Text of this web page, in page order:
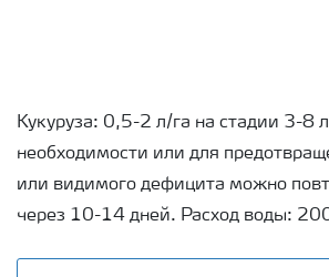
Кукуруза: 0,5-2 л/га на стадии 3-8
необходимости или для
или видимого дефицита можно
через 10-14 дней. Расход воды: